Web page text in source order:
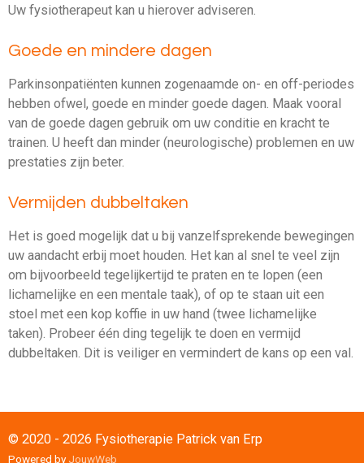
Uw fysiotherapeut kan u hierover adviseren.
Goede en mindere dagen
Parkinsonpatiënten kunnen zogenaamde on- en off-periodes
hebben ofwel, goede en minder goede dagen. Maak vooral
van de goede dagen gebruik om uw conditie en kracht te
trainen. U heeft dan minder (neurologische) problemen en uw
prestaties zijn beter.
Vermijden dubbeltaken
Het is goed mogelijk dat u bij vanzelfsprekende bewegingen
uw aandacht erbij moet houden. Het kan al snel te veel zijn
om bijvoorbeeld tegelijkertijd te praten en te lopen (een
lichamelijke en een mentale taak), of op te staan uit een
stoel met een kop koffie in uw hand (twee lichamelijke
taken). Probeer één ding tegelijk te doen en vermijd
dubbeltaken. Dit is veiliger en vermindert de kans op een val.
© 2020 - 2026 Fysiotherapie Patrick van Erp
Powered byJouwWeb